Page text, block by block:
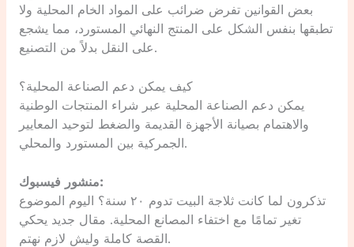
بعض القوانين تفرض ضرائب على المواد الخام المحلية ولا
تطبقها بنفس الشكل على المنتج النهائي المستورد، مما يشجع
على النقل بدلاً من التصنيع.
كيف يمكن دعم الصناعة المحلية؟
يمكن دعم الصناعة المحلية عبر شراء المنتجات الوطنية
والاهتمام بصيانة الأجهزة القديمة والضغط لتوحيد المعايير
الجمركية بين المستورد والمحلي.
منشور فيسبوك:
تذكرون لما كانت ثلاجة البيت تدوم ٢٠ سنة؟ اليوم الموضوع
تغير تمامًا مع اختفاء المصانع المحلية. مقال جديد يحكي
القصة كاملة وليش لازم نهتم.